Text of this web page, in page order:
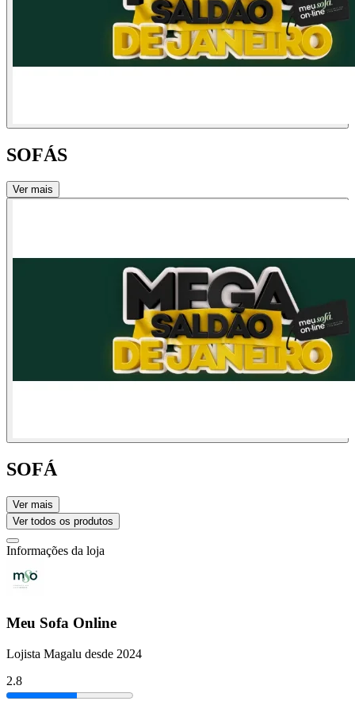
SOFÁS
Ver mais
SOFÁ
Ver mais
Ver todos os produtos
Informações da loja
Meu Sofa Online
Lojista Magalu desde 2024
2.8